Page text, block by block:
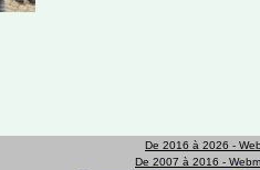
De 2016 à 2026 -
De 2007 à 2016 -